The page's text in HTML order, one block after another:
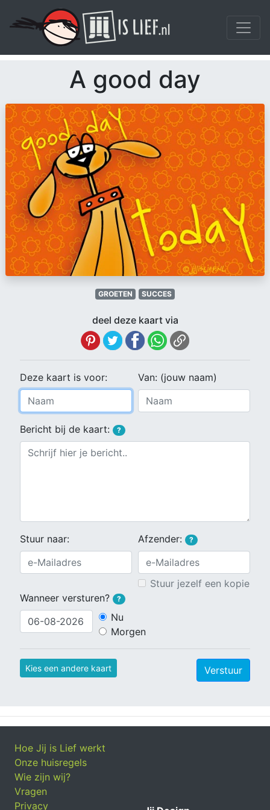
A good day
GROETEN SUCCES
deel deze kaart via
Deze kaart is voor: Van: (jouw naam)
Bericht bij de kaart: ?
Stuur naar: Afzender: ?
Stuur jezelf een kopie
Wanneer versturen?
?
Nu
Morgen
Kies een andere kaart Verstuur
Hoe Jij is Lief werkt
Onze huisregels
Wie zijn wij?
Vragen
Privacy